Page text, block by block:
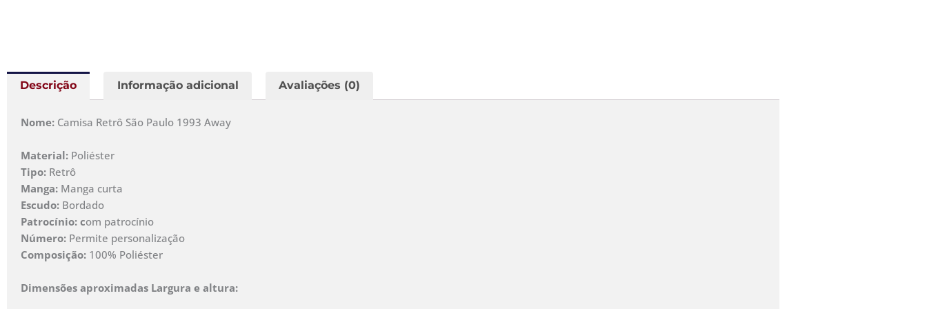
Descrição Informação adicional Avaliações (0)
Nome: Camisa Retrô São Paulo 1993 Away
Material: Poliéster
Tipo: Retrô
Manga: Manga curta
Escudo: Bordado
Patrocínio: com patrocínio
Número: Permite personalização
Composição: 100% Poliéster
Dimensões aproximadas Largura e altura: